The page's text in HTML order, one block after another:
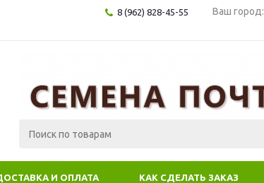
8 (962) 828-45-55 Ваш город:
И ОПЛАТА КАК СДЕЛАТЬ ЗАКАЗ